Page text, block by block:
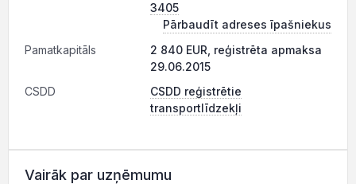
3405
Pārbaudīt adreses īpašniekus
Pamatkapitāls
2 840 EUR, reģistrēta apmaksa
29.06.2015
CSDD
CSDD reģistrētie
transportlīdzekļi
Vairāk par uzņēmumu